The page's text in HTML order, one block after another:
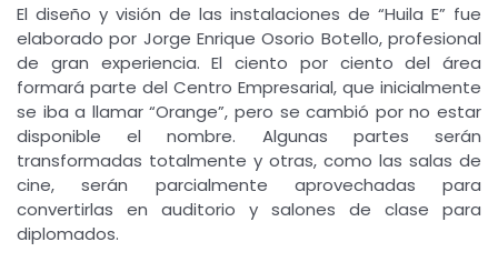
El diseño y visión de las instalaciones de “Huila E” fue
elaborado por Jorge Enrique Osorio Botello, profesional
de gran experiencia. El ciento por ciento del área
formará parte del Centro Empresarial, que inicialmente
se iba a llamar “Orange”, pero se cambió por no estar
disponible el nombre. Algunas partes serán
transformadas totalmente y otras, como las salas de
cine, serán parcialmente aprovechadas para
convertirlas en auditorio y salones de clase para
diplomados.